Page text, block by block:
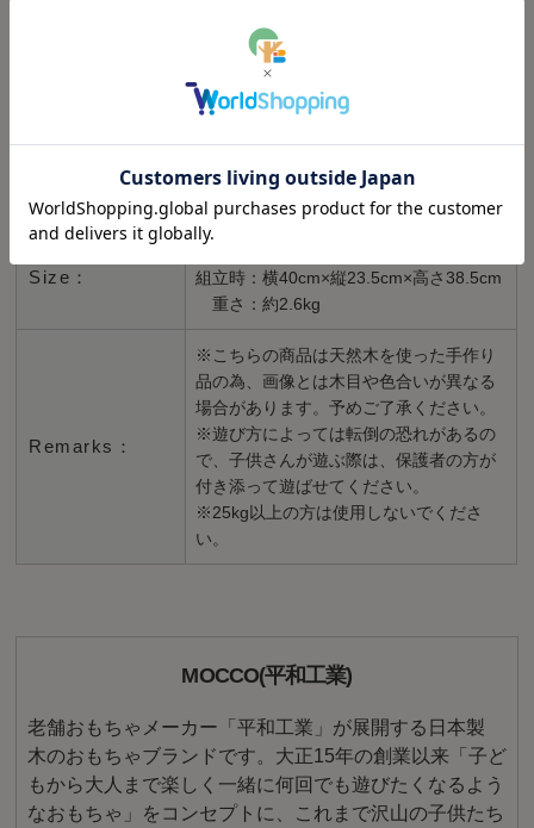
MOCCO(平和工業)/日本
Material： 木製(ブナ)
Finish： 無塗装
Size：
組立時：横40cm×縦23.5cm×高さ38.5cm
重さ：約2.6kg
Remarks：
※こちらの商品は天然木を使った手作り
品の為、画像とは木目や色合いが異なる
場合があります。予めご了承ください。
※遊び方によっては転倒の恐れがあるの
で、子供さんが遊ぶ際は、保護者の方が
付き添って遊ばせてください。
※25kg以上の方は使用しないでくださ
い。
MOCCO(平和工業)
老舗おもちゃメーカー「平和工業」が展開する日本製
木のおもちゃブランドです。大正15年の創業以来「子ど
もから大人まで楽しく一緒に何回でも遊びたくなるよう
なおもちゃ」をコンセプトに、これまで沢山の子供たち